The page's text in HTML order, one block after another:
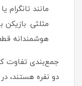
مانند تانگرام
مثلثی. بازیکن
هوشمندانه
جمع‌بندی تفاوت
دو نفره هستند،